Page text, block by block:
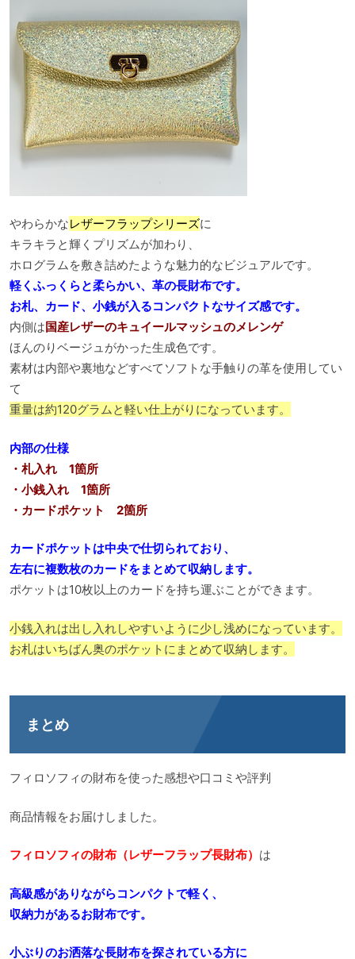
やわらかなレザーフラップシリーズに
キラキラと輝くプリズムが加わり、
ホログラムを敷き詰めたような魅力的なビジュアルです。
軽くふっくらと柔らかい、革の長財布です。
お札、カード、小銭が入るコンパクトなサイズ感です。
内側は国産レザーのキュイールマッシュのメレンゲ
ほんのりベージュがかった生成色です。
素材は内部や裏地などすべてソフトな手触りの革を使用してい
て
重量は約120グラムと軽い仕上がりになっています。
内部の仕様
・札入れ 1箇所
・小銭入れ 1箇所
・カードポケット 2箇所
カードポケットは中央で仕切られており、
左右に複数枚のカードをまとめて収納します。
ポケットは10枚以上のカードを持ち運ぶことができます。
小銭入れは出し入れしやすいように少し浅めになっています。
お札はいちばん奥のポケットにまとめて収納します。
まとめ
フィロソフィの財布を使った感想や口コミや評判
商品情報をお届けしました。
フィロソフィの財布（レザーフラップ長財布） は
高級感がありながらコンパクトで軽く、
収納力があるお財布です。
小ぶりのお洒落な長財布を探されている方に